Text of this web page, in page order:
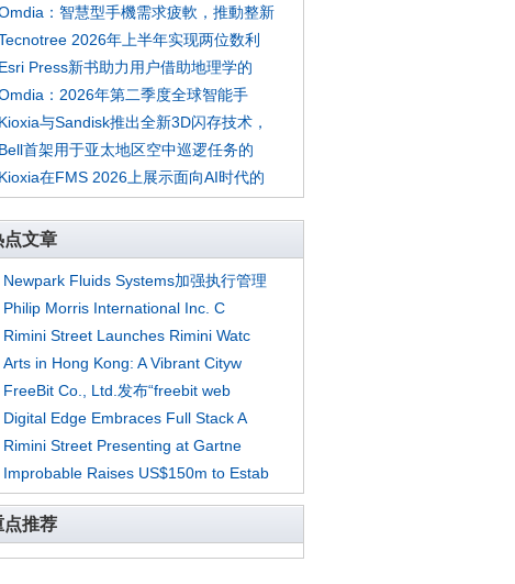
：智慧型手機需求疲軟，推動整新
2026年上半年实现两位数利
Esri Press新书助力用户借助地理学的
：2026年第二季度全球智能手
Kioxia与Sandisk推出全新3D闪存技术，
Bell首架用于亚太地区空中巡逻任务的
Kioxia在FMS 2026上展示面向AI时代的
点文章
Newpark Fluids Systems加强执行管理
Philip Morris International Inc. C
Rimini Street Launches Rimini Watc
Arts in Hong Kong: A Vibrant Cityw
FreeBit Co., Ltd.发布“freebit web
Digital Edge Embraces Full Stack A
Rimini Street Presenting at Gartne
Improbable Raises US$150m to Estab
点推荐